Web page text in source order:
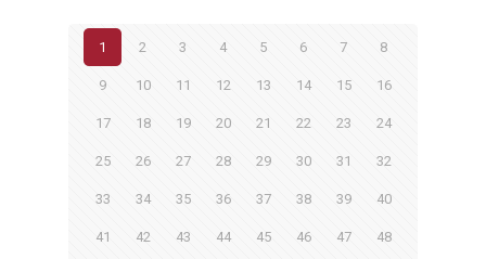
1 2 3 4 5 6 7 8
9 10 11 12 13 14 15 16
17 18 19 20 21 22 23 24
25 26 27 28 29 30 31 32
33 34 35 36 37 38 39 40
41 42 43 44 45 46 47 48